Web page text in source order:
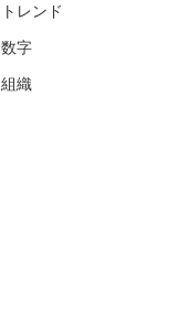
トレンド
数字
組織